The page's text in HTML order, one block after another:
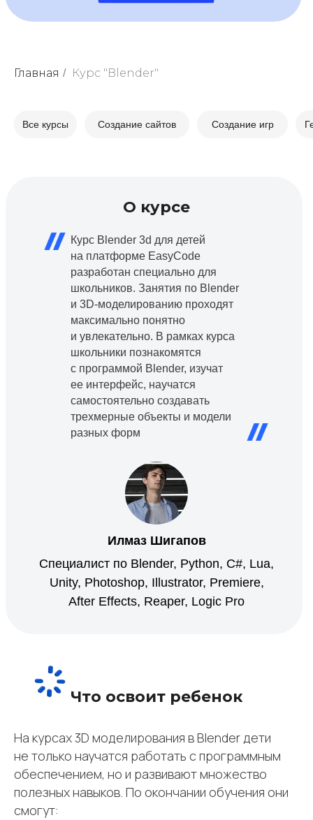
Главная / Курс "Blender"
Все курсы Создание сайтов Создание игр
Курс Blender 3d для детей
на платформе EasyCode
разработан специально для
школьников. Занятия по Blender
и 3D-моделированию проходят
максимально понятно
и увлекательно. В рамках курса
школьники познакомятся
с программой Blender, изучат
ее интерфейс, научатся
самостоятельно создавать
трехмерные объекты и модели
разных форм
Специалист по Blender, Python, C#, Lua,
Unity, Photoshop, Illustrator, Premiere,
After Effects, Reaper, Logic Pro
Илмаз Шигапов
О курсе
Что освоит ребенок
На курсах 3D моделирования в Blender дети
не только научатся работать с программным
обеспечением, но и развивают множество
полезных навыков. По окончании обучения они
смогут: